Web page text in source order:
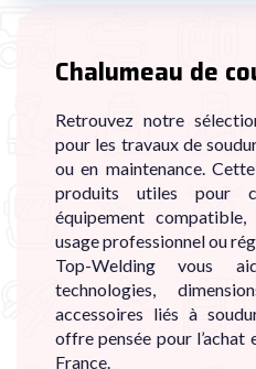
Chalumeau de
Retrouvez notre
pour les travaux de
ou en maintenance.
produits utiles pour
équipement
usage professionnel ou
Top-Welding vous
technologies,
accessoires liés à
offre pensée pour l’achat
France.